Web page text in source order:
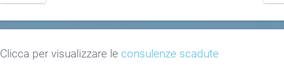
Clicca per visualizzare le consulenze scadute